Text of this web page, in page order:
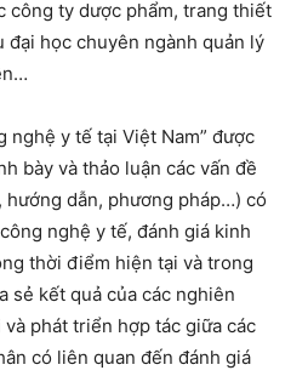
công ty dược phẩm, trang thiết
đại học chuyên ngành quản lý
nghệ y tế tại Việt Nam” được
bày và thảo luận các vấn đề
dẫn, phương pháp…) có
nghệ y tế, đánh giá kinh
thời điểm hiện tại và trong
sẻ kết quả của các nghiên
phát triển hợp tác giữa các
có liên quan đến đánh giá